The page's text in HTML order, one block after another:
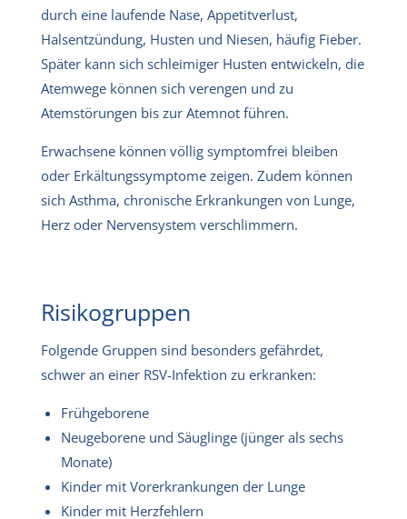
durch eine laufende Nase, Appetitverlust,
Halsentzündung, Husten und Niesen, häufig Fieber.
Später kann sich schleimiger Husten entwickeln, die
Atemwege können sich verengen und zu
Atemstörungen bis zur Atemnot führen.
Erwachsene können völlig symptomfrei bleiben
oder Erkältungssymptome zeigen. Zudem können
sich Asthma, chronische Erkrankungen von Lunge,
Herz oder Nervensystem verschlimmern.
Risikogruppen
Folgende Gruppen sind besonders gefährdet,
schwer an einer RSV-Infektion zu erkranken:
Frühgeborene
Neugeborene und Säuglinge (jünger als sechs
Monate)
Kinder mit Vorerkrankungen der Lunge
Kinder mit Herzfehlern